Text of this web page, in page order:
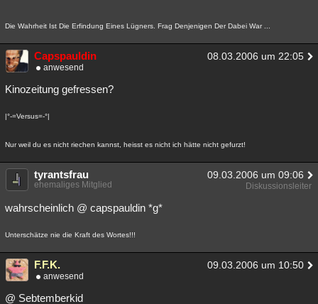
Die Wahrheit Ist Die Erfindung Eines Lügners. Frag Denjenigen Der Dabei War ...
Capspauldin 08.03.2006 um 22:05
anwesend
Kinozeitung gefressen?
|°-=Versus=-°|
Nur weil du es nicht riechen kannst, heisst es nicht ich hätte nicht gefurzt!
tyrantsfrau 09.03.2006 um 09:06
ehemaliges Mitglied Diskussionsleiter
wahrscheinlich @ capspauldin *g*
Unterschätze nie die Kraft des Wortes!!!
F.F.K. 09.03.2006 um 10:50
anwesend
@ Sebtemberkid